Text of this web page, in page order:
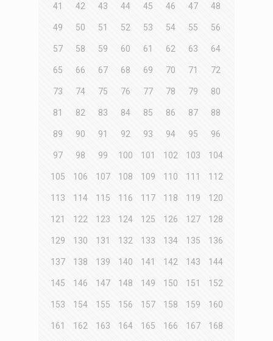
41 42 43 44 45 46 47 48
49 50 51 52 53 54 55 56
57 58 59 60 61 62 63 64
65 66 67 68 69 70 71 72
73 74 75 76 77 78 79 80
81 82 83 84 85 86 87 88
89 90 91 92 93 94 95 96
97 98 99 100 101 102 103 104
105 106 107 108 109 110 111 112
113 114 115 116 117 118 119 120
121 122 123 124 125 126 127 128
129 130 131 132 133 134 135 136
137 138 139 140 141 142 143 144
145 146 147 148 149 150 151 152
153 154 155 156 157 158 159 160
161 162 163 164 165 166 167 168